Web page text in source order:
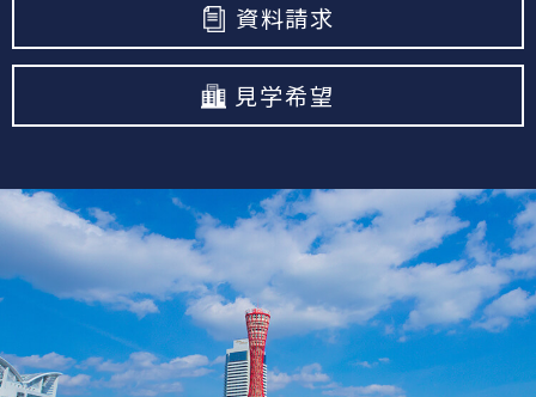
資料請求
見学希望